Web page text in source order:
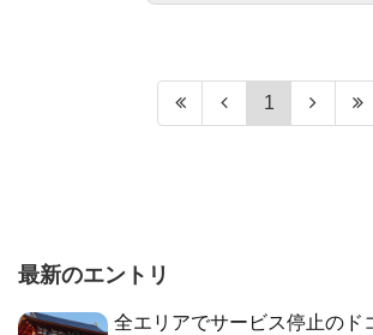
1
最新のエントリ
全エリアでサービス停止のド